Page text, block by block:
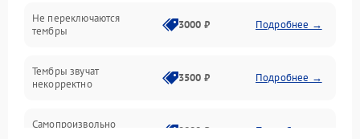
Аудио
Оптика
Не переключаются
тембры
3000 ₽ Подробнее →
Тембры звучат
некорректно
3500 ₽ Подробнее →
Самопроизвольно
2800 ₽ Подробнее →